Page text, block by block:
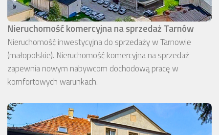
Nieruchomość komercyjna na sprzedaż Tarnów
Nieruchomość inwestycyjna do sprzedaży w Tarnowie
(małopolskie). Nieruchomość komercyjna na sprzedaż
zapewnia nowym nabywcom dochodową pracę w
komfortowych warunkach.